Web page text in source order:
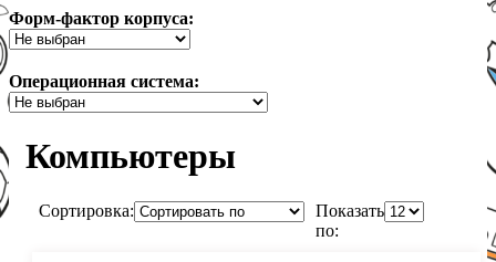
Форм-фактор корпуса:
Операционная система:
Компьютеры
Сортировка:
Показать
по: